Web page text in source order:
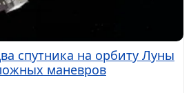
спутника на орбиту Луны
маневров